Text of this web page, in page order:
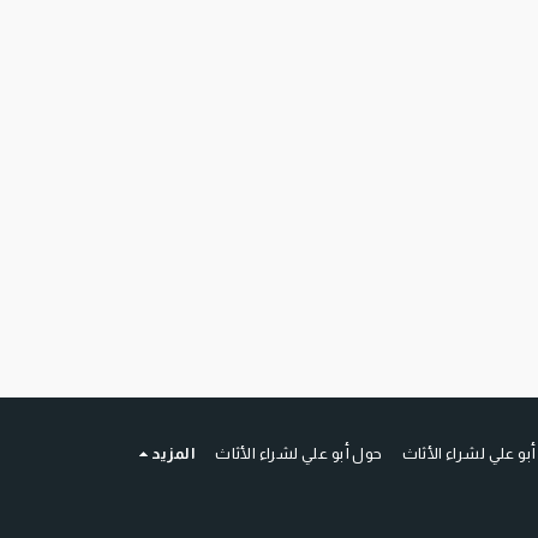
أبو علي لشراء الأثاث حول أبو علي لشراء الأثاث المزيد